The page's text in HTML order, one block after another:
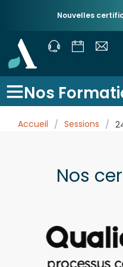
Nouvelles
Nos
Accueil / Sessions /
Nos